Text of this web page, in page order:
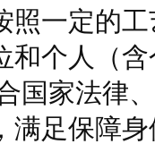
照一定的
和个人（
国家法律
满足保障